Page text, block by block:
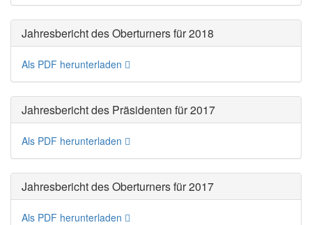
Jahresbericht des Oberturners für 2018
Als PDF herunterladen
Jahresbericht des Präsidenten für 2017
Als PDF herunterladen
Jahresbericht des Oberturners für 2017
Als PDF herunterladen